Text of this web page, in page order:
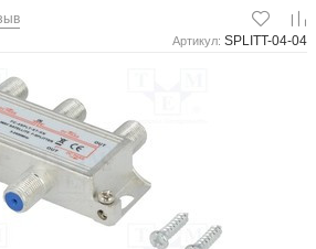
Артикул: SPLITT-04-04